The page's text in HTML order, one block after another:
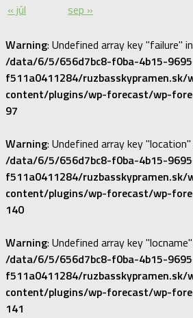
« júl
sep »
Warning: Undefined array key "failure" in
/data/6/5/656d7bc8-f0ba-4b15-
f511a0411284/ruzbasskypramen.sk/
content/plugins/wp-forecast/wp-
97
Warning: Undefined array key "location"
/data/6/5/656d7bc8-f0ba-4b15-
f511a0411284/ruzbasskypramen.sk/
content/plugins/wp-forecast/wp-
140
Warning: Undefined array key
/data/6/5/656d7bc8-f0ba-4b15-
f511a0411284/ruzbasskypramen.sk/
content/plugins/wp-forecast/wp-
141